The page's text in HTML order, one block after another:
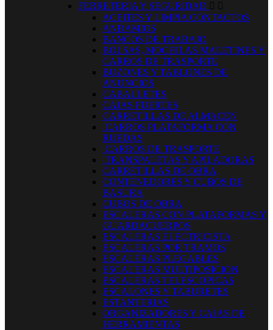
FERRETERIA Y SEGURIDAD  
ACEITES Y LIMPIA CONTACTOS
ANDAMIOS
BANCOS DE TRABAJO
BOLSAS, MOCHILAS MALETINES Y
CARROS DE TRASPORTE
BUZONES Y TABLONES DE
ANUNCIOS
CABALLETES
CAJAS FUERTES
CARRETILLAS DE ALMACEN
.CARROS PLATAFORMA CON
RUEDAS
.CARROS DE TRASPORTE
.TRANSPALETAS Y APILADORAS
CARRETILLAS DE OBRA
CONTENEDORES Y CUBOS DE
BASURA
CUBOS DE OBRA
ESCALERAS CON PLATAFORMAS Y
GUARDACUERPOS
ESCALERAS ELECTRICISTA
ESCALERAS POR TRAMOS
ESCALERAS PLEGABLES
ESCALERAS MULTIPOSICION
ESCALERAS TELESCOPICAS
ESCALONES Y TABURETES
ESTANTERIAS
ORGANIZADORES Y CAJAS DE
HERRAMIENTAS